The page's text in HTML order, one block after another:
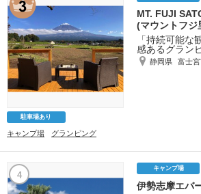
MT. FUJI
(マウントフジ
「持続可能な
感あるグラン
静岡県 富士
駐車場あり
キャンプ場 グランピング
4
キャンプ場
伊勢志摩エバ